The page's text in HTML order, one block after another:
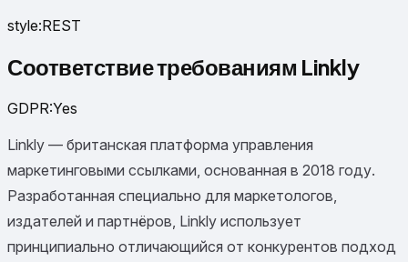
style:REST
Соответствие требованиям Linkly
GDPR:Yes
Linkly — британская платформа управления
маркетинговыми ссылками, основанная в 2018 году.
Разработанная специально для маркетологов,
издателей и партнёров, Linkly использует
принципиально отличающийся от конкурентов подход